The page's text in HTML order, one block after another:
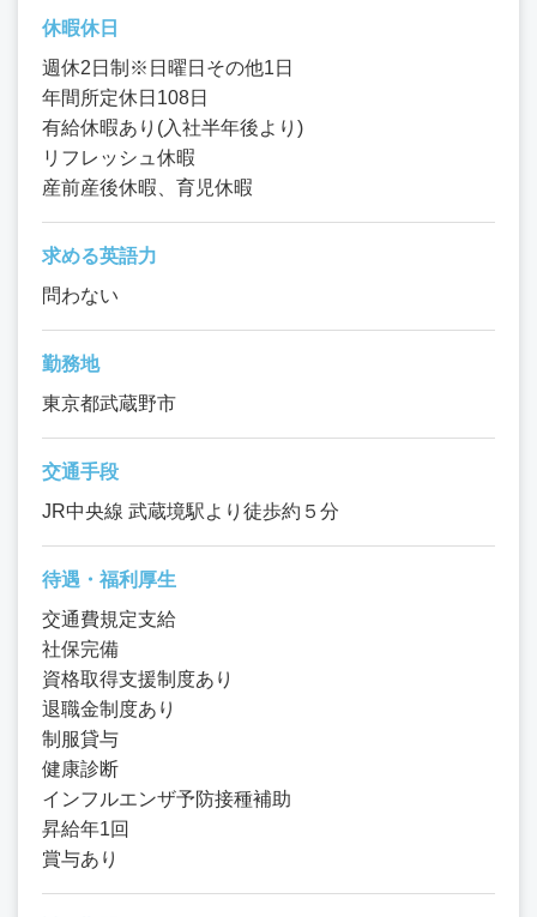
休暇休日
週休2日制※日曜日その他1日
年間所定休日108日
有給休暇あり(入社半年後より)
リフレッシュ休暇
産前産後休暇、育児休暇
求める英語力
問わない
勤務地
東京都武蔵野市
交通手段
JR中央線 武蔵境駅より徒歩約５分
待遇・福利厚生
交通費規定支給
社保完備
資格取得支援制度あり
退職金制度あり
制服貸与
健康診断
インフルエンザ予防接種補助
昇給年1回
賞与あり